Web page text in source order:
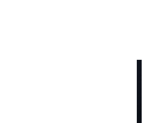
Dudko, Jaceks Jaģeļskis, Ida
Katažina Kšikavska, Rišards
Ņedzeļko, Pāvels Novaks, Justina
un Katažina Zablocka.